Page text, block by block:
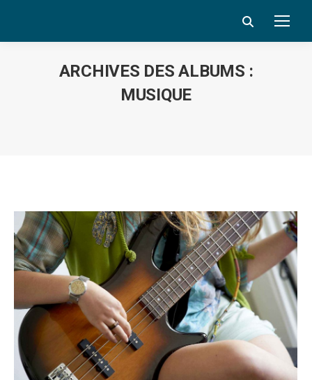
Search:
ARCHIVES DES ALBUMS :
MUSIQUE